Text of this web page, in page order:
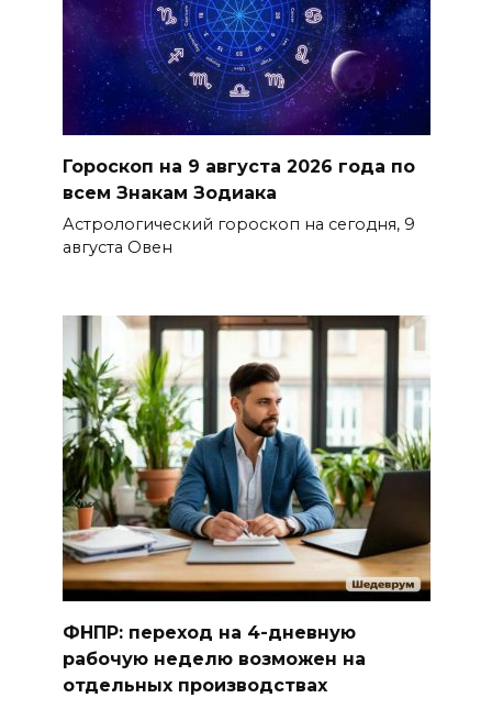
Гороскоп на 9 августа 2026 года по
всем Знакам Зодиака
Астрологический гороскоп на сегодня, 9
августа Овен
ФНПР: переход на 4-дневную
рабочую неделю возможен на
отдельных производствах